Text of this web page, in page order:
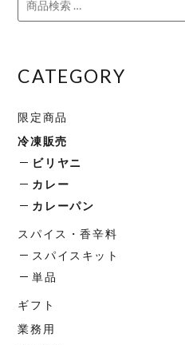
索
CATEGORY
限定商品
冷凍販売
ビリヤニ
カレー
カレーパン
スパイス・香辛料
スパイスキット
単品
ギフト
業務用